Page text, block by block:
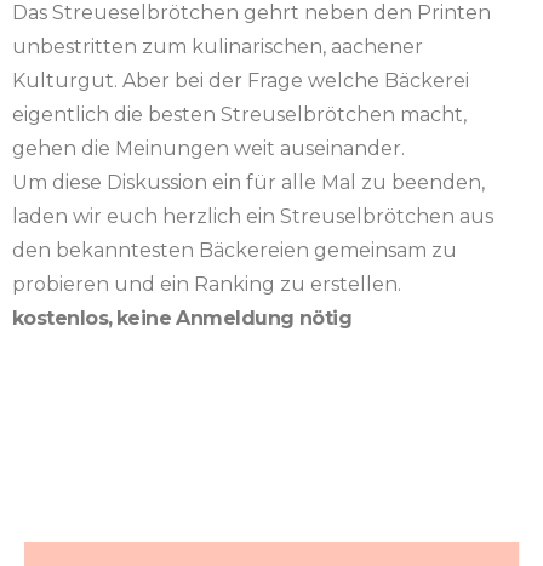
Das Streueselbrötchen gehrt neben den Printen
unbestritten zum kulinarischen, aachener
Kulturgut. Aber bei der Frage welche Bäckerei
eigentlich die besten Streuselbrötchen macht,
gehen die Meinungen weit auseinander.
Um diese Diskussion ein für alle Mal zu beenden,
laden wir euch herzlich ein Streuselbrötchen aus
den bekanntesten Bäckereien gemeinsam zu
probieren und ein Ranking zu erstellen.
kostenlos, keine Anmeldung nötig